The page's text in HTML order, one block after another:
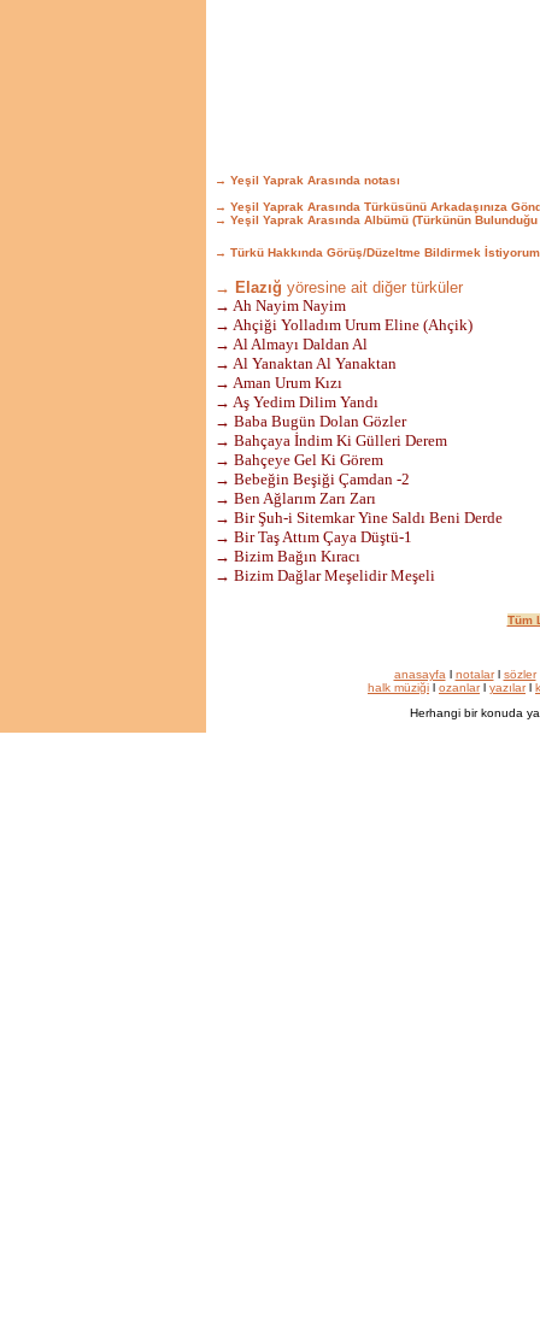
→ Yeşil Yaprak Arasında notası
→ Yeşil Yaprak Arasında Türküsünü Arkadaşınıza
→ Yeşil Yaprak Arasında Albümü (Türkünün
→ Türkü Hakkında Görüş/Düzeltme Bildirmek İstiyorum
→ Elazığ yöresine ait diğer türküler
→ Ah Nayim Nayim
→ Ahçiği Yolladım Urum Eline (Ahçik)
→ Al Almayı Daldan Al
→ Al Yanaktan Al Yanaktan
→ Aman Urum Kızı
→ Aş Yedim Dilim Yandı
→ Baba Bugün Dolan Gözler
→ Bahçaya İndim Ki Gülleri Derem
→ Bahçeye Gel Ki Görem
→ Bebeğin Beşiği Çamdan -2
→ Ben Ağlarım Zarı Zarı
→ Bir Şuh-i Sitemkar Yine Saldı Beni Derde
→ Bir Taş Attım Çaya Düştü-1
→ Bizim Bağın Kıracı
→ Bizim Dağlar Meşelidir Meşeli
Tüm
anasayfa l notalarl sözler
halk müziği l ozanlarl yazılarl
Herhangi bir konuda